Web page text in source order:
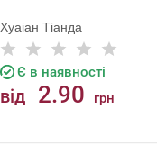
Хуаіан Тіанда
Є в наявності
від 2.90 грн